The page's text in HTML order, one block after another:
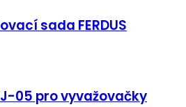
sada FERDUS
05 pro vyvažovačky